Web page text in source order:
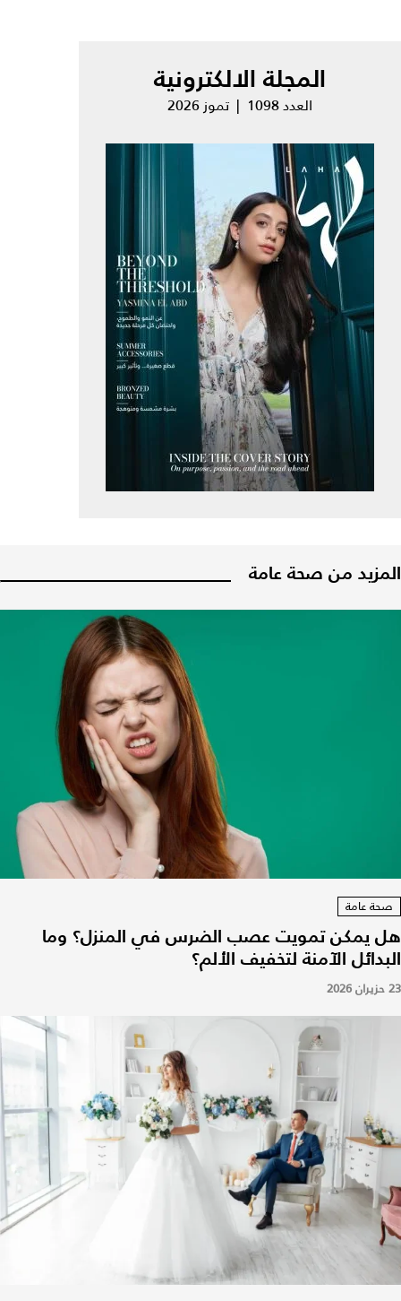
المجلة الالكترونية
العدد 1098 | تموز 2026
المزيد من صحة عامة
صحة عامة
هل يمكن تمويت عصب الضرس في المنزل؟ وما
البدائل الآمنة لتخفيف الألم؟
23 حزيران 2026